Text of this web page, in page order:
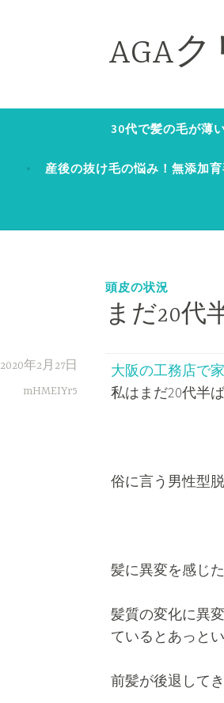
AGA
30代で髪の毛が薄
産後の抜け毛の悩み！無添加
頭皮の状況
まだ20代
2020年2月27日
mHMEIYr5
大阪の工務店で
私はまだ20代半
俗に言う男性型
髪に異変を感じ
髪質の変化に異
ているとあっと
前髪が後退して